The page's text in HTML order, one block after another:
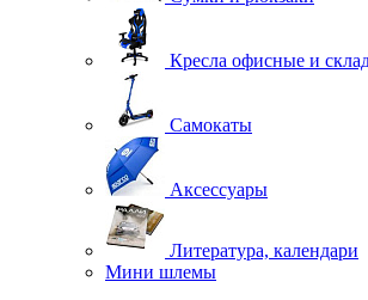
Кресла офисные и
Самокаты
Аксессуары
Литература, календари
Мини шлемы